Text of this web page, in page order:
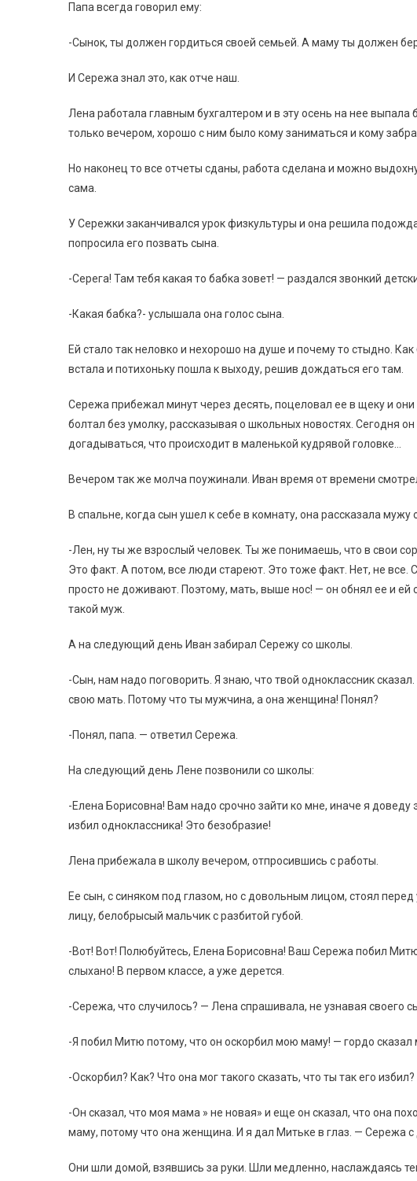
Папа всегда говорил ему:
-Сынок, ты должен гордиться своей семьей. А маму ты должен
И Сережа знал это, как отче наш.
Лена работала главным бухгалтером и в эту осень на нее
только вечером, хорошо с ним было кому заниматься и кому
Но наконец то все отчеты сданы, работа сделана и можно
сама.
У Сережки заканчивался урок физкультуры и она решила
попросила его позвать сына.
-Серега! Там тебя какая то бабка зовет! — раздался звонкий
-Какая бабка?- услышала она голос сына.
Ей стало так неловко и нехорошо на душе и почему то стыдно.
встала и потихоньку пошла к выходу, решив дождаться его там.
Сережа прибежал минут через десять, поцеловал ее в щеку и
болтал без умолку, рассказывая о школьных новостях. Сегодня
догадываться, что происходит в маленькой кудрявой головке…
Вечером так же молча поужинали. Иван время от времени
В спальне, когда сын ушел к себе в комнату, она рассказала мужу
-Лен, ну ты же взрослый человек. Ты же понимаешь, что в свои
Это факт. А потом, все люди стареют. Это тоже факт. Нет, не все.
просто не доживают. Поэтому, мать, выше нос! — он обнял ее и ей
такой муж.
А на следующий день Иван забирал Сережу со школы.
-Сын, нам надо поговорить. Я знаю, что твой одноклассник
свою мать. Потому что ты мужчина, а она женщина! Понял?
-Понял, папа. — ответил Сережа.
На следующий день Лене позвонили со школы:
-Елена Борисовна! Вам надо срочно зайти ко мне, иначе я
избил одноклассника! Это безобразие!
Лена прибежала в школу вечером, отпросившись с работы.
Ее сын, с синяком под глазом, но с довольным лицом, стоял
лицу, белобрысый мальчик с разбитой губой.
-Вот! Вот! Полюбуйтесь, Елена Борисовна! Ваш Сережа побил
слыхано! В первом классе, а уже дерется.
-Сережа, что случилось? — Лена спрашивала, не узнавая своего
-Я побил Митю потому, что он оскорбил мою маму! — гордо сказал
-Оскорбил? Как? Что она мог такого сказать, что ты так его
-Он сказал, что моя мама » не новая» и еще он сказал, что она
маму, потому что она женщина. И я дал Митьке в глаз. — Сережа с
Они шли домой, взявшись за руки. Шли медленно, наслаждаясь